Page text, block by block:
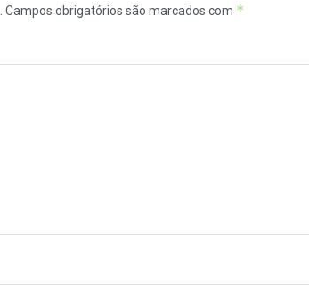
Campos obrigatórios são marcados com *